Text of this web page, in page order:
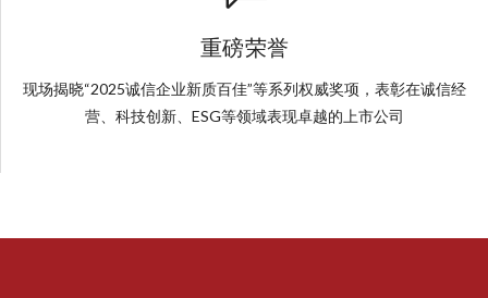
重磅荣誉
现场揭晓“2025诚信企业新质百佳”等系列权威奖项，表彰在诚信经
营、科技创新、ESG等领域表现卓越的上市公司